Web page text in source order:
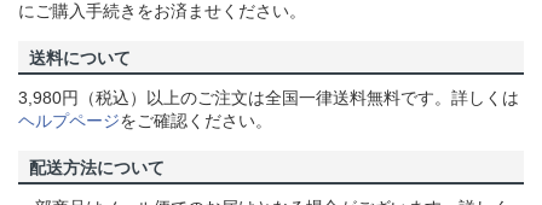
にご購入手続きをお済ませください。
送料について
3,980円（税込）以上のご注文は全国一律送料無料です。詳しくは
ヘルプページをご確認ください。
配送方法について